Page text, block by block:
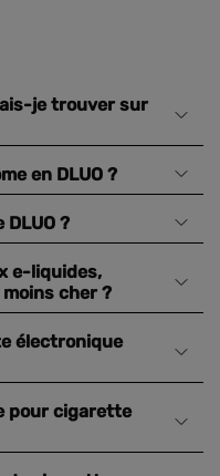
je trouver sur
en DLUO ?
?
e-liquides,
cher ?
électronique
pour cigarette